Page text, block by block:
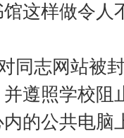
这样做令人
同志网站被
遵照学校
的公共电